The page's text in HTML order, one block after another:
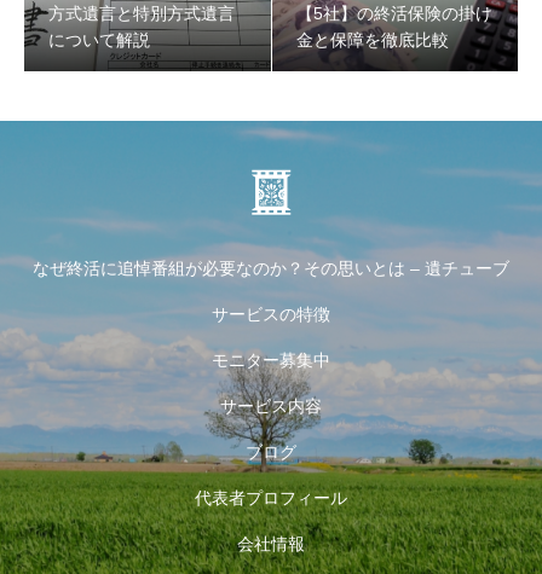
方式遺言と特別方式遺言
について解説
【5社】の終活保険の掛け
金と保障を徹底比較
なぜ終活に追悼番組が必要なのか？その思いとは – 遺チューブ
サービスの特徴
モニター募集中
サービス内容
ブログ
代表者プロフィール
会社情報